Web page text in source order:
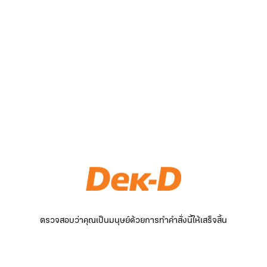
ตรวจสอบว่าคุณเป็นมนุษย์ด้วยการทำคำสั่งนี้ให้เสร็จสิ้น